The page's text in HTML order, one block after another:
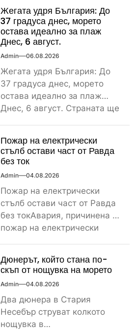
сутрин...
Жегата удря България: До
37 градуса днес, морето
остава идеално за плаж
Днес, 6 август.
Admin 06.08.2026
Жегата удря България: До
37 градуса днес, морето
остава идеално за плаж
Днес, 6 август. Страната ще
Пожар на електрически
стълб остави част от Равда
без ток
Admin 04.08.2026
Пожар на електрически
стълб остави част от Равда
без токАвария, причинена от
пожар на електрически
Дюнерът, който стана по-
скъп от нощувка на морето
Admin 04.08.2026
Два дюнера в Стария
Несебър струват колкото
нощувка в